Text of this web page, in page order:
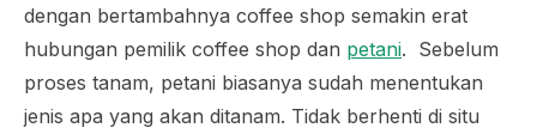
dengan bertambahnya coffee shop semakin erat
hubungan pemilik coffee shop dan petani. Sebelum
proses tanam, petani biasanya sudah menentukan
jenis apa yang akan ditanam. Tidak berhenti di situ